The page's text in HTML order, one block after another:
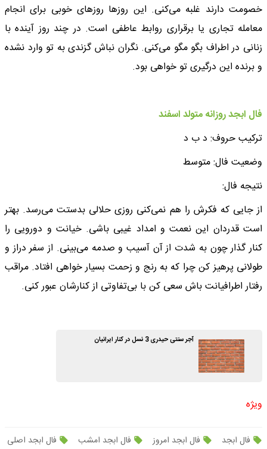
خصومت دارند غلبه می‌کنی. این روزها روزهای خوبی برای انجام
معامله تجاری یا برقراری روابط عاطفی است. در چند روز آینده با
زنانی در اطراف بگو مگو می‌کنی. نگران نباش گزندی به تو وارد نشده
و برنده این درگیری تو خواهی بود.
فال ابجد روزانه متولد اسفند
ترکیب حروف: د ب د
وضعیت فال: متوسط
نتیجه فال:
از جایی که فکرش را هم نمی‌کنی روزی حلالی بدستت می‌رسد. بهتر
است قدردان این نعمت و امداد غیبی باشی. خیانت و دورویی را
کنار گذار چون به شدت از آن آسیب و صدمه می‌بینی. از سفر دراز و
طولانی پرهیز کن چرا که به رنج و زحمت بسیار خواهی افتاد. مراقب
رفتار اطرافیانت باش سعی کن با بی‌تفاوتی از کنارشان عبور کنی.
آجر سنتی حیدری 3 نسل در کنار ایرانیان
ویژه
فال ابجد فال ابجد امروز فال ابجد امشب
فال ابجد اصلی